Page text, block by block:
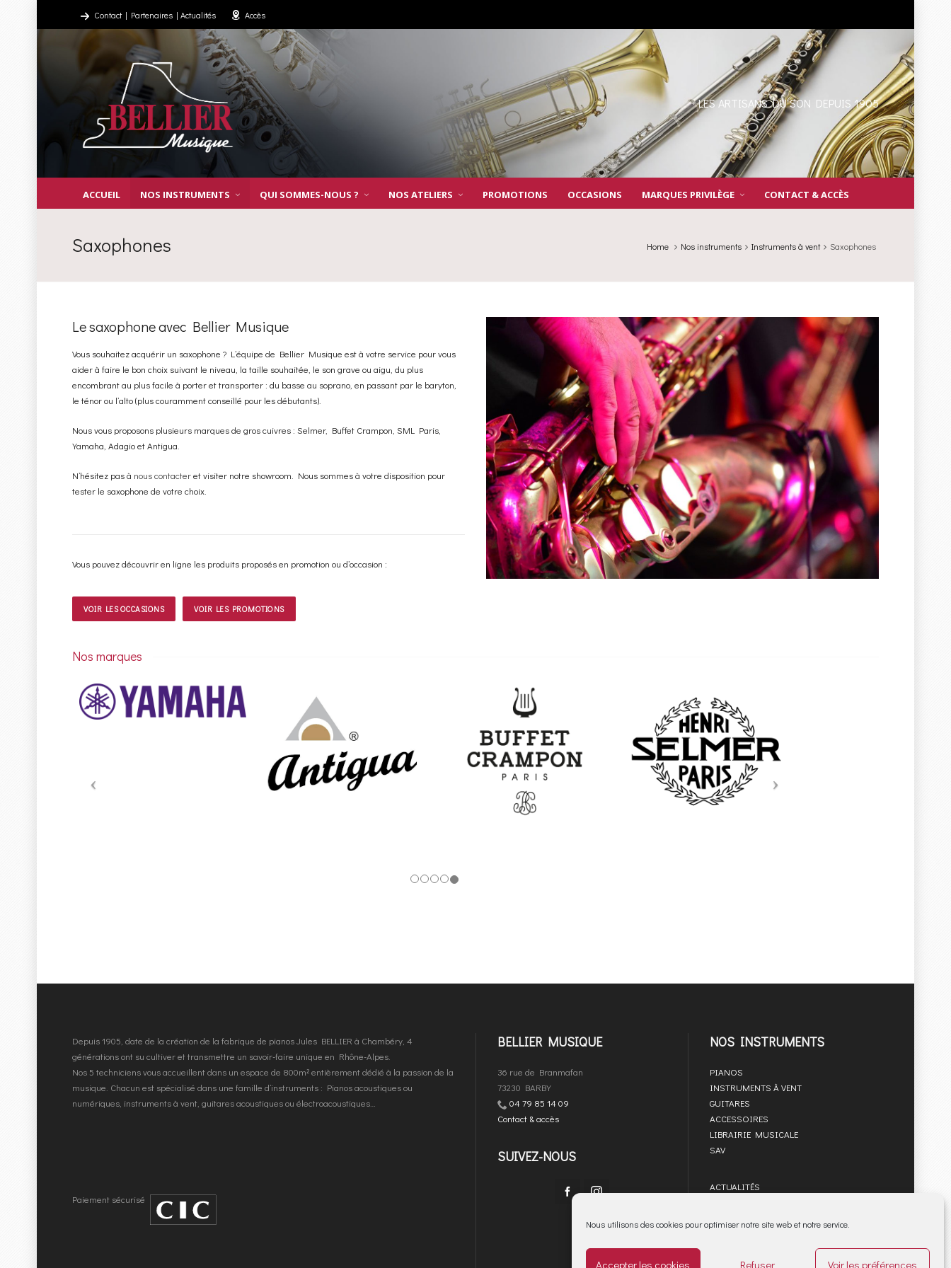
Nous utilisons des cookies pour optimiser notre site web et notre service.
Accepter les cookies Refuser Voir les préférences
Contact| Partenaires | Actualités Accès
LES ARTISANS DU SON DEPUIS 1905
ACCUEIL NOS INSTRUMENTS QUI SOMMES-NOUS ? NOS ATELIERS PROMOTIONS OCCASIONS MARQUES PRIVILÈGE CONTACT & ACCÈS
Saxophones Home Nos instruments Instruments à vent Saxophones
Le saxophone avec Bellier Musique
Vous souhaitez acquérir un saxophone ? L’équipe de Bellier Musique est à votre service pour vous
aider à faire le bon choix suivant le niveau, la taille souhaitée, le son grave ou aigu, du plus
encombrant au plus facile à porter et transporter : du basse au soprano, en passant par le baryton,
le ténor ou l’alto (plus couramment conseillé pour les débutants).
Nous vous proposons plusieurs marques de gros cuivres : Selmer, Buffet Crampon, SML Paris,
Yamaha, Adagio et Antigua.
N’hésitez pas à nous contacteret visiter notre showroom. Nous sommes à votre disposition pour
tester le saxophone de votre choix.
Vous pouvez découvrir en ligne les produits proposés en promotion ou d’occasion :
VOIR LES OCCASIONS VOIR LES PROMOTIONS
Nos marques
Depuis 1905, date de la création de la fabrique de pianos Jules BELLIER à Chambéry, 4
générations ont su cultiver et transmettre un savoir-faire unique en Rhône-Alpes.
Nos 5 techniciens vous accueillent dans un espace de 800m² entièrement dédié à la passion de la
musique. Chacun est spécialisé dans une famille d’instruments : Pianos acoustiques ou
numériques, instruments à vent, guitares acoustiques ou électroacoustiques…
Paiement sécurisé
BELLIER MUSIQUE
36 rue de Branmafan
73230 BARBY
04 79 85 14 09
Contact & accès
SUIVEZ-NOUS
NOS INSTRUMENTS
PIANOS
INSTRUMENTS À VENT
GUITARES
ACCESSOIRES
LIBRAIRIE MUSICALE
SAV
ACTUALITÉS
Cookies : gérer mon consentement